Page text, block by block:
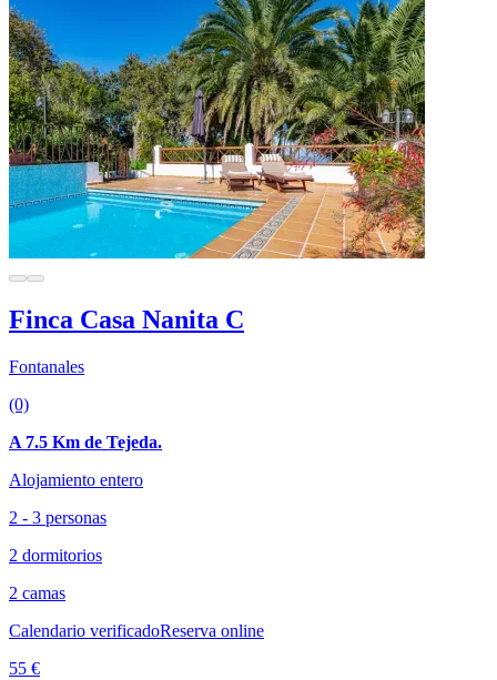
Finca Casa Nanita C
Fontanales
(0)
A 7.5 Km de Tejeda.
Alojamiento entero
2 - 3 personas
2 dormitorios
2 camas
Calendario verificadoReserva online
55 €